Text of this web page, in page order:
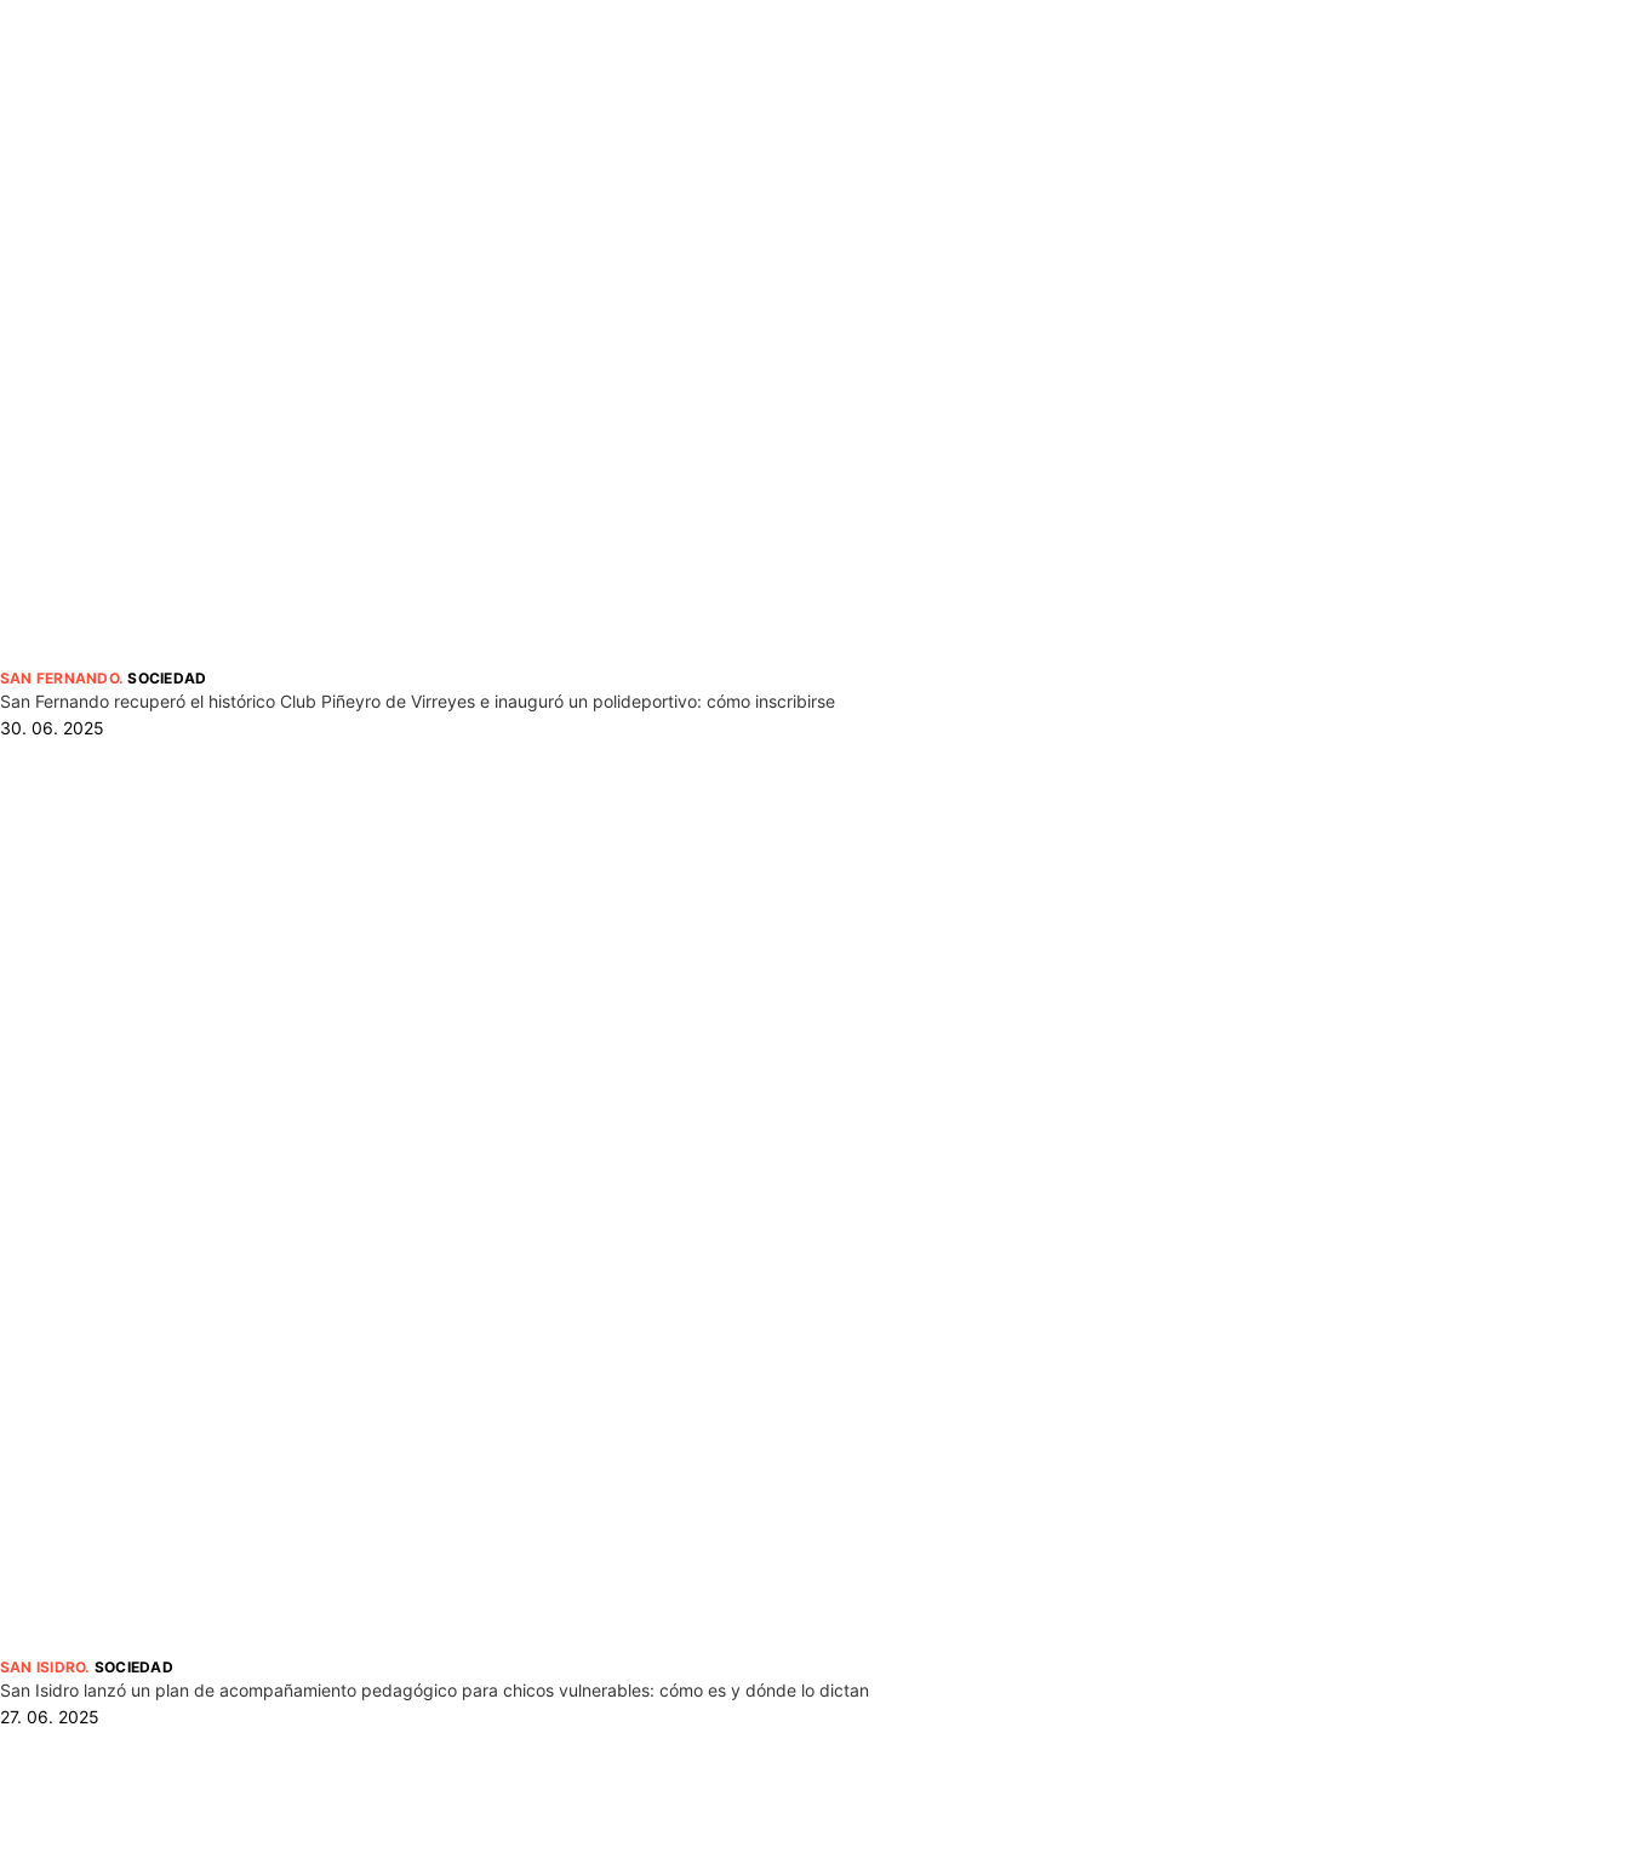
SAN FERNANDO.SOCIEDAD
San Fernando recuperó el histórico Club Piñeyro de Virreyes e inauguró un polideportivo: cómo inscribirse
30. 06. 2025
SAN ISIDRO. SOCIEDAD
San Isidro lanzó un plan de acompañamiento pedagógico para chicos vulnerables: cómo es y dónde lo dictan
27. 06. 2025